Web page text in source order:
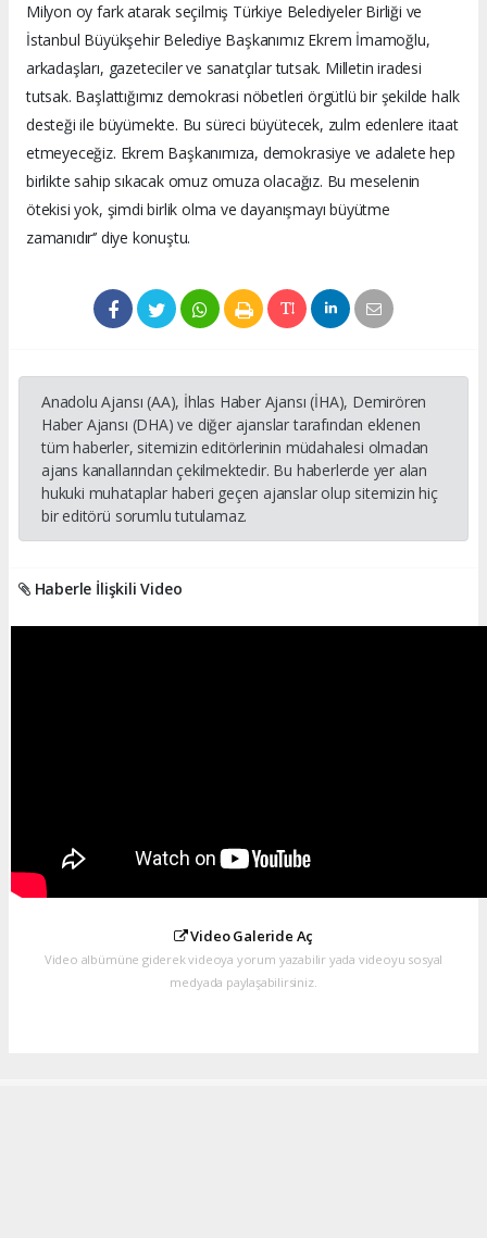
Milyon oy fark atarak seçilmiş Türkiye Belediyeler Birliği ve
İstanbul Büyükşehir Belediye Başkanımız Ekrem İmamoğlu,
arkadaşları, gazeteciler ve sanatçılar tutsak. Milletin iradesi
tutsak. Başlattığımız demokrasi nöbetleri örgütlü bir şekilde halk
desteği ile büyümekte. Bu süreci büyütecek, zulm edenlere itaat
etmeyeceğiz. Ekrem Başkanımıza, demokrasiye ve adalete hep
birlikte sahip sıkacak omuz omuza olacağız. Bu meselenin
ötekisi yok, şimdi birlik olma ve dayanışmayı büyütme
zamanıdır‘’ diye konuştu.
Anadolu Ajansı (AA), İhlas Haber Ajansı (İHA), Demirören
Haber Ajansı (DHA) ve diğer ajanslar tarafından eklenen
tüm haberler, sitemizin editörlerinin müdahalesi olmadan
ajans kanallarından çekilmektedir. Bu haberlerde yer alan
hukuki muhataplar haberi geçen ajanslar olup sitemizin hiç
bir editörü sorumlu tutulamaz.
Haberle İlişkili Video
Video Galeride Aç
Video albümüne giderek videoya yorum yazabilir yada videoyu sosyal
medyada paylaşabilirsiniz.